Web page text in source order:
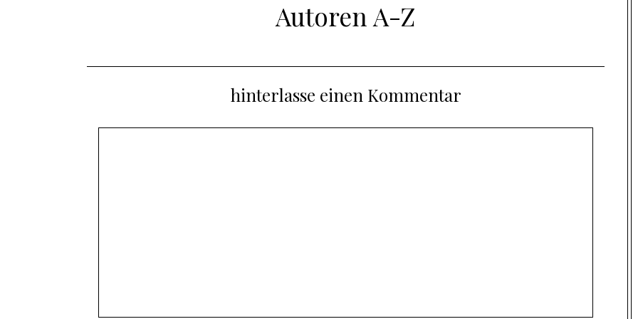
Autoren A-Z
hinterlasse einen Kommentar